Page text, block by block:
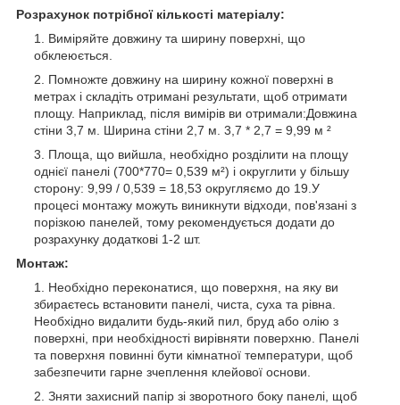
Розрахунок потрібної кількості матеріалу:
Виміряйте довжину та ширину поверхні, що
обклеюється.
Помножте довжину на ширину кожної поверхні в
метрах і складіть отримані результати, щоб отримати
площу. Наприклад, після вимірів ви отримали:Довжина
стіни 3,7 м. Ширина стіни 2,7 м. 3,7 * 2,7 = 9,99 м ²
Площа, що вийшла, необхідно розділити на площу
однієї панелі (700*770= 0,539 м²) і округлити у більшу
сторону: 9,99 / 0,539 = 18,53 округляємо до 19.У
процесі монтажу можуть виникнути відходи, пов'язані з
порізкою панелей, тому рекомендується додати до
розрахунку додаткові 1-2 шт.
Монтаж:
Необхідно переконатися, що поверхня, на яку ви
збираєтесь встановити панелі, чиста, суха та рівна.
Необхідно видалити будь-який пил, бруд або олію з
поверхні, при необхідності вирівняти поверхню. Панелі
та поверхня повинні бути кімнатної температури, щоб
забезпечити гарне зчеплення клейової основи.
Зняти захисний папір зі зворотного боку панелі, щоб